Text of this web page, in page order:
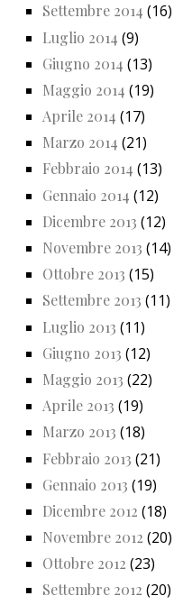
Settembre 2014 (16)
Luglio 2014 (9)
Giugno 2014 (13)
Maggio 2014 (19)
Aprile 2014 (17)
Marzo 2014 (21)
Febbraio 2014 (13)
Gennaio 2014 (12)
Dicembre 2013 (12)
Novembre 2013 (14)
Ottobre 2013 (15)
Settembre 2013 (11)
Luglio 2013 (11)
Giugno 2013 (12)
Maggio 2013 (22)
Aprile 2013 (19)
Marzo 2013 (18)
Febbraio 2013 (21)
Gennaio 2013 (19)
Dicembre 2012 (18)
Novembre 2012 (20)
Ottobre 2012 (23)
Settembre 2012 (20)